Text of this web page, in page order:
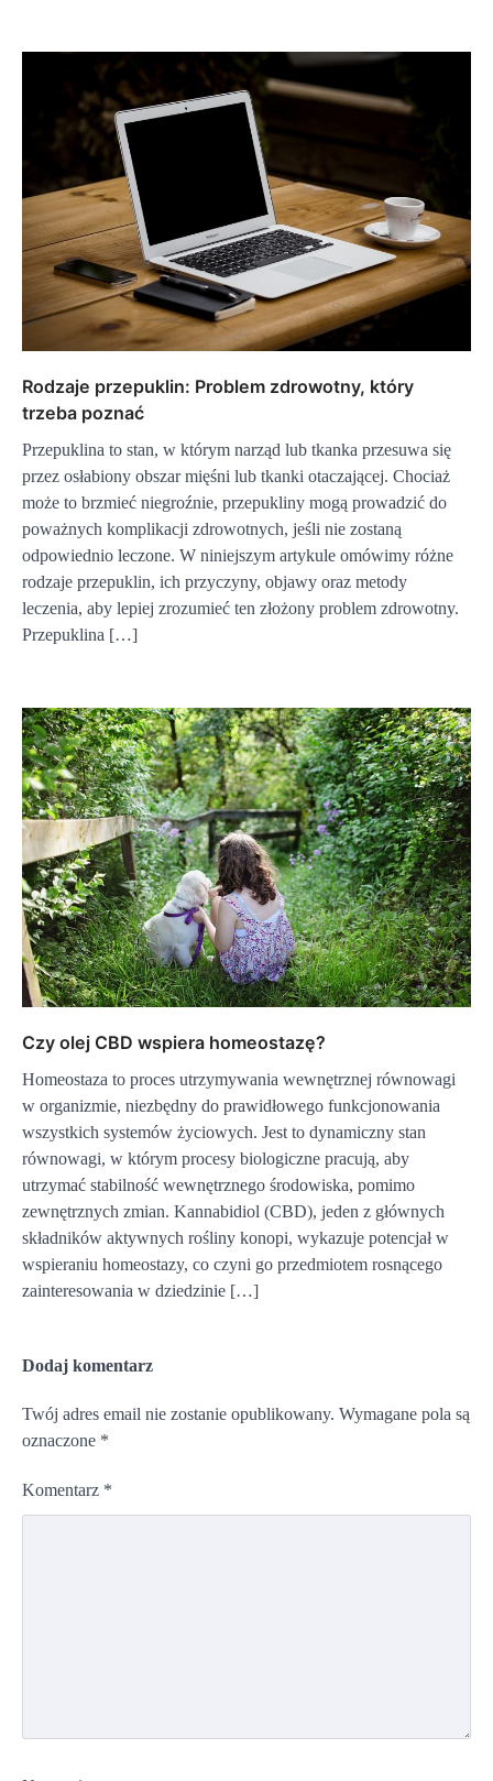
Rodzaje przepuklin: Problem zdrowotny, który
trzeba poznać
Przepuklina to stan, w którym narząd lub tkanka przesuwa się
przez osłabiony obszar mięśni lub tkanki otaczającej. Chociaż
może to brzmieć niegroźnie, przepukliny mogą prowadzić do
poważnych komplikacji zdrowotnych, jeśli nie zostaną
odpowiednio leczone. W niniejszym artykule omówimy różne
rodzaje przepuklin, ich przyczyny, objawy oraz metody
leczenia, aby lepiej zrozumieć ten złożony problem zdrowotny.
Przepuklina […]
Czy olej CBD wspiera homeostazę?
Homeostaza to proces utrzymywania wewnętrznej równowagi
w organizmie, niezbędny do prawidłowego funkcjonowania
wszystkich systemów życiowych. Jest to dynamiczny stan
równowagi, w którym procesy biologiczne pracują, aby
utrzymać stabilność wewnętrznego środowiska, pomimo
zewnętrznych zmian. Kannabidiol (CBD), jeden z głównych
składników aktywnych rośliny konopi, wykazuje potencjał w
wspieraniu homeostazy, co czyni go przedmiotem rosnącego
zainteresowania w dziedzinie […]
Dodaj komentarz
Twój adres email nie zostanie opublikowany. Wymagane pola są
oznaczone *
Komentarz *